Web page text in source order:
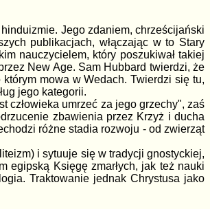
Jego zdaniem, chrześcijański
publikacjach, włączając w to Stary
nauczycielem, który poszukiwał takiej
New Age. Sam Hubbard twierdzi, że
mowa w Wedach. Twierdzi się tu,
jego kategorii.
człowieka umrzeć za jego grzechy", zaś
zbawienia przez Krzyż i ducha
różne stadia rozwoju - od zwierząt
i sytuuje się w tradycji gnostyckiej,
egipską Księgę zmarłych, jak też nauki
Traktowanie jednak Chrystusa jako